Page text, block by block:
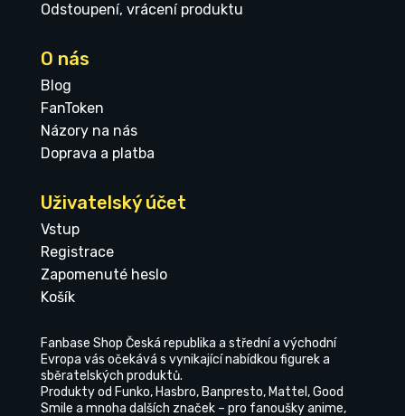
Odstoupení, vrácení produktu
O nás
Blog
FanToken
Názory na nás
Doprava a platba
Uživatelský účet
Vstup
Registrace
Zapomenuté heslo
Košík
Fanbase Shop Česká republika a střední a východní
Evropa vás očekává s vynikající nabídkou figurek a
sběratelských produktů.
Produkty od Funko, Hasbro, Banpresto, Mattel, Good
Smile a mnoha dalších značek – pro fanoušky anime,